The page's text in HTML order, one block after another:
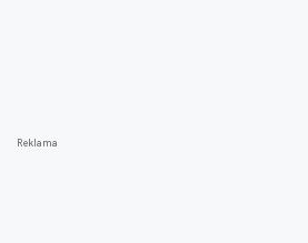
Reklama